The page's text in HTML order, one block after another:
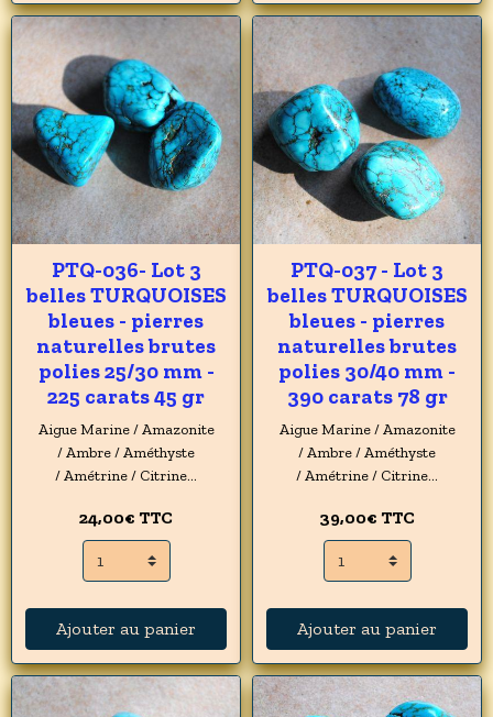
PTQ-036- Lot 3
belles TURQUOISES
bleues - pierres
naturelles brutes
polies 25/30 mm -
225 carats 45 gr
Aigue Marine / Amazonite
/ Ambre / Améthyste
/ Amétrine / Citrine...
24,00€ TTC
Ajouter au panier
PTQ-037 - Lot 3
belles TURQUOISES
bleues - pierres
naturelles brutes
polies 30/40 mm -
390 carats 78 gr
Aigue Marine / Amazonite
/ Ambre / Améthyste
/ Amétrine / Citrine...
39,00€ TTC
Ajouter au panier